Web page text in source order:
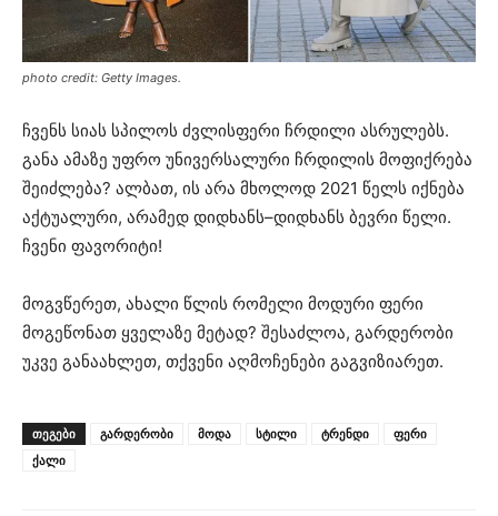
photo credit: Getty Images.
ჩვენს სიას სპილოს ძვლისფერი ჩრდილი ასრულებს.
განა ამაზე უფრო უნივერსალური ჩრდილის მოფიქრება
შეიძლება? ალბათ, ის არა მხოლოდ 2021 წელს იქნება
აქტუალური, არამედ დიდხანს–დიდხანს ბევრი წელი.
ჩვენი ფავორიტი!
მოგვწერეთ, ახალი წლის რომელი მოდური ფერი
მოგეწონათ ყველაზე მეტად? შესაძლოა, გარდერობი
უკვე განაახლეთ, თქვენი აღმოჩენები გაგვიზიარეთ.
ᲗᲔᲒᲔᲑᲘ გარდერობი მოდა სტილი ტრენდი
ფერი
ქალი